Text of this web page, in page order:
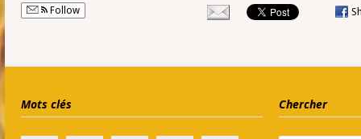
Follow
Mots clés Chercher